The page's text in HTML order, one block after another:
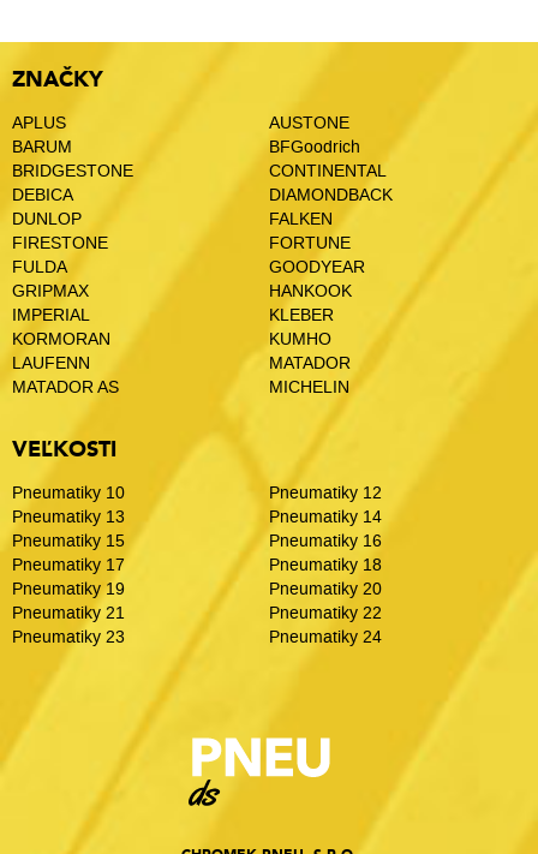
ZNAČKY
APLUS
AUSTONE
BARUM
BFGoodrich
BRIDGESTONE
CONTINENTAL
DEBICA
DIAMONDBACK
DUNLOP
FALKEN
FIRESTONE
FORTUNE
FULDA
GOODYEAR
GRIPMAX
HANKOOK
IMPERIAL
KLEBER
KORMORAN
KUMHO
LAUFENN
MATADOR
MATADOR AS
MICHELIN
VEĽKOSTI
Pneumatiky 10
Pneumatiky 12
Pneumatiky 13
Pneumatiky 14
Pneumatiky 15
Pneumatiky 16
Pneumatiky 17
Pneumatiky 18
Pneumatiky 19
Pneumatiky 20
Pneumatiky 21
Pneumatiky 22
Pneumatiky 23
Pneumatiky 24